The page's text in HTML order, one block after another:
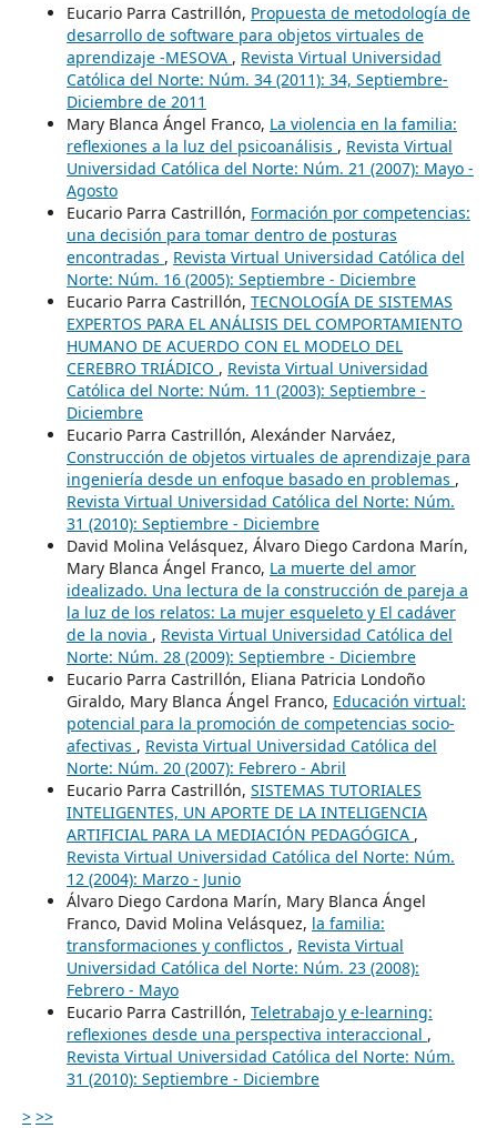
Eucario Parra Castrillón, Propuesta de metodología de
desarrollo de software para objetos virtuales de
aprendizaje -MESOVA , Revista Virtual Universidad
Católica del Norte: Núm. 34 (2011): 34, Septiembre-
Diciembre de 2011
Mary Blanca Ángel Franco, La violencia en la familia:
reflexiones a la luz del psicoanálisis , Revista Virtual
Universidad Católica del Norte: Núm. 21 (2007): Mayo -
Agosto
Eucario Parra Castrillón, Formación por competencias:
una decisión para tomar dentro de posturas
encontradas , Revista Virtual Universidad Católica del
Norte: Núm. 16 (2005): Septiembre - Diciembre
Eucario Parra Castrillón, TECNOLOGÍA DE SISTEMAS
EXPERTOS PARA EL ANÁLISIS DEL COMPORTAMIENTO
HUMANO DE ACUERDO CON EL MODELO DEL
CEREBRO TRIÁDICO , Revista Virtual Universidad
Católica del Norte: Núm. 11 (2003): Septiembre -
Diciembre
Eucario Parra Castrillón, Alexánder Narváez,
Construcción de objetos virtuales de aprendizaje para
ingeniería desde un enfoque basado en problemas ,
Revista Virtual Universidad Católica del Norte: Núm.
31 (2010): Septiembre - Diciembre
David Molina Velásquez, Álvaro Diego Cardona Marín,
Mary Blanca Ángel Franco, La muerte del amor
idealizado. Una lectura de la construcción de pareja a
la luz de los relatos: La mujer esqueleto y El cadáver
de la novia , Revista Virtual Universidad Católica del
Norte: Núm. 28 (2009): Septiembre - Diciembre
Eucario Parra Castrillón, Eliana Patricia Londoño
Giraldo, Mary Blanca Ángel Franco, Educación virtual:
potencial para la promoción de competencias socio-
afectivas , Revista Virtual Universidad Católica del
Norte: Núm. 20 (2007): Febrero - Abril
Eucario Parra Castrillón, SISTEMAS TUTORIALES
INTELIGENTES, UN APORTE DE LA INTELIGENCIA
ARTIFICIAL PARA LA MEDIACIÓN PEDAGÓGICA ,
Revista Virtual Universidad Católica del Norte: Núm.
12 (2004): Marzo - Junio
Álvaro Diego Cardona Marín, Mary Blanca Ángel
Franco, David Molina Velásquez, la familia:
transformaciones y conflictos , Revista Virtual
Universidad Católica del Norte: Núm. 23 (2008):
Febrero - Mayo
Eucario Parra Castrillón, Teletrabajo y e-learning:
reflexiones desde una perspectiva interaccional ,
Revista Virtual Universidad Católica del Norte: Núm.
31 (2010): Septiembre - Diciembre
> >>